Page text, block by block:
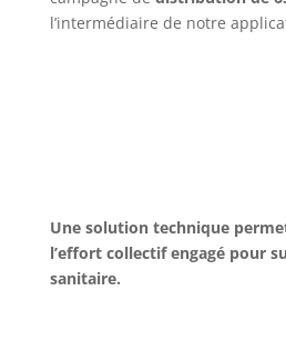
l’intermédiaire de notre
Une solution technique
l’effort collectif engagé pour
sanitaire.